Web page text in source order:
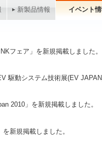
新製品情報 イベント
フェア」を新規掲載しました。
駆動システム技術展(EV
2010」を新規掲載しました。
新規掲載しました。